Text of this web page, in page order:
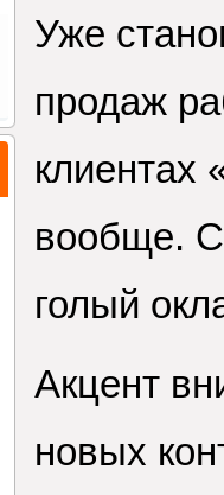
Уже
продаж
клиентах
вообще.
голый
Акцент
новых